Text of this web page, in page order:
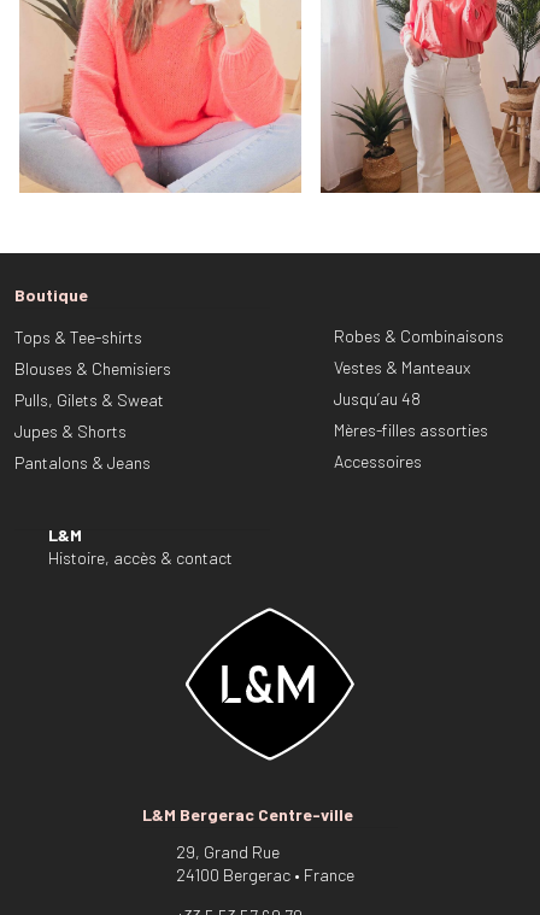
Boutique
Tops & Tee-shirts
Blouses & Chemisiers
Pulls, Gilets & Sweat
Jupes & Shorts
Pantalons & Jeans
L&M
Histoire, accès & contact
Robes & Combinaisons
Vestes & Manteaux
Jusqu’au 48
Mères-filles assorties
Accessoires
L&M Bergerac Centre-ville
29, Grand Rue
24100 Bergerac • France